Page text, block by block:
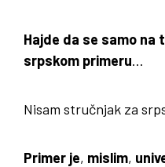
Hajde da se samo na
srpskom primeru…
Nisam stručnjak za
Primer je, mislim,